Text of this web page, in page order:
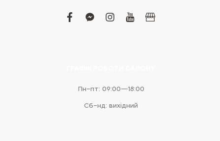
facebook
facebook-
instagram
youtubebusiness
Пн–пт: 09:00—18:00
Сб–нд: вихідний